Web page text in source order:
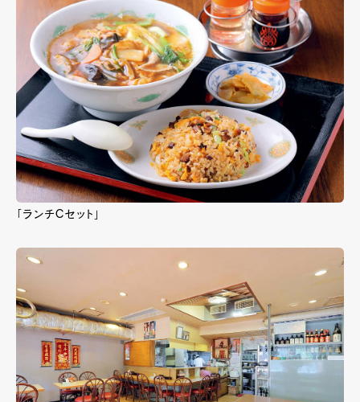
「ランチCセット」